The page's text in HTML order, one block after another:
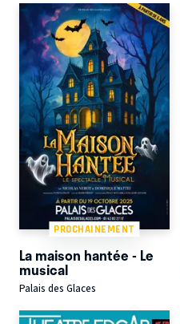
PROCHAINEMENT
La maison hantée - Le
musical
Palais des Glaces